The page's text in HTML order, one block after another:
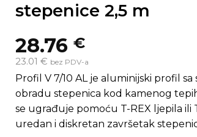
stepenice 2,5 m
28.76 €
23.01 € bez PDV-a
Profil V 7/10 AL je aluminijski profil
obradu stepenica kod kamenog
se ugrađuje pomoću T-REX ljepila
uredan i diskretan završetak